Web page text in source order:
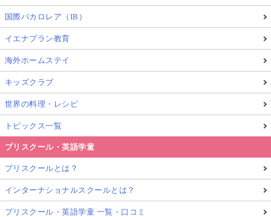
国際バカロレア（IB）
イエナプラン教育
海外ホームステイ
キッズクラブ
世界の料理・レシピ
トピックス一覧
プリスクール・英語学童
プリスクールとは？
インターナショナルスクールとは？
プリスクール・英語学童 一覧・口コミ